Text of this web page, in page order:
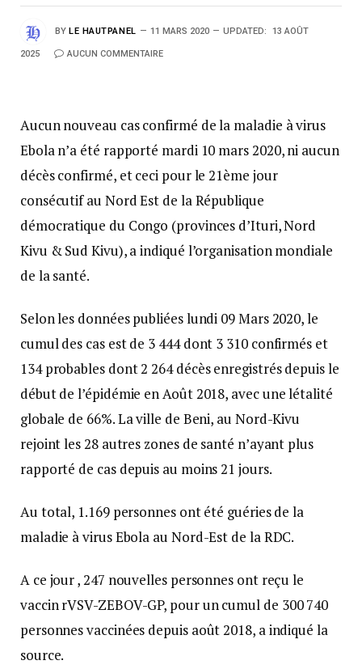
BY LE HAUTPANEL 11 MARS 2020 UPDATED: 13 AOÛT
2025 AUCUN COMMENTAIRE
Aucun nouveau cas confirmé de la maladie à virus
Ebola n’a été rapporté mardi 10 mars 2020, ni aucun
décès confirmé, et ceci pour le 21ème jour
consécutif au Nord Est de la République
démocratique du Congo (provinces d’Ituri, Nord
Kivu & Sud Kivu), a indiqué l’organisation mondiale
de la santé.
Selon les données publiées lundi 09 Mars 2020, le
cumul des cas est de 3 444 dont 3 310 confirmés et
134 probables dont 2 264 décès enregistrés depuis le
début de l’épidémie en Août 2018, avec une létalité
globale de 66%. La ville de Beni, au Nord-Kivu
rejoint les 28 autres zones de santé n’ayant plus
rapporté de cas depuis au moins 21 jours.
Au total, 1.169 personnes ont été guéries de la
maladie à virus Ebola au Nord-Est de la RDC.
A ce jour , 247 nouvelles personnes ont reçu le
vaccin rVSV-ZEBOV-GP, pour un cumul de 300 740
personnes vaccinées depuis août 2018, a indiqué la
source.